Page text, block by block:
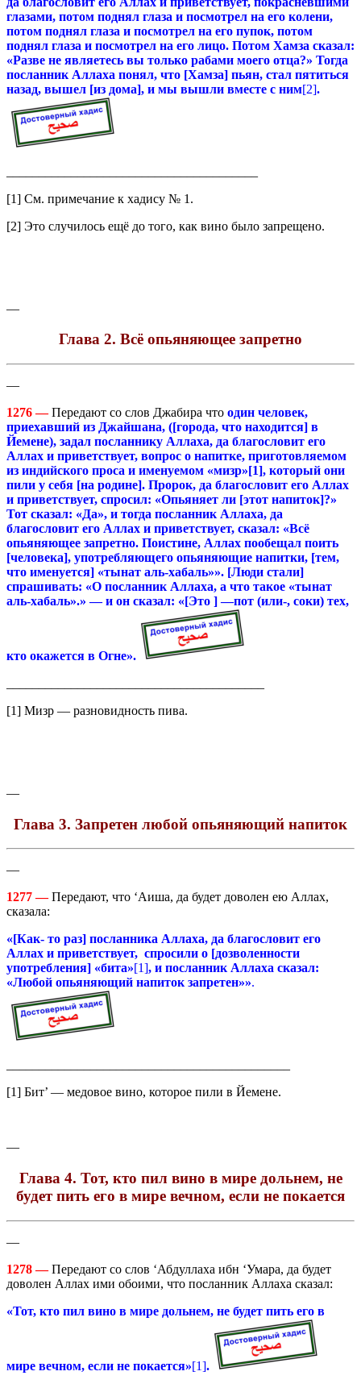
глазами, потом поднял глаза и посмотрел на его колени,
потом поднял глаза и посмотрел на его пупок, потом
поднял глаза и посмотрел на его лицо. Потом Хамза сказал:
«Разве не являетесь вы только рабами моего отца?» Тогда
посланник Аллаха понял, что [Хамза] пьян, стал пятиться
назад, вышел [из дома], и мы вышли вместе с ним[2].
[1] См. примечание к хадису № 1.
[2] Это случилось ещё до того, как вино было запрещено.
—
Глава 2. Всё опьяняющее запретно
—
1276 —Передают со слов Джабира что один человек,
приехавший из Джайшана, ([города, что находится] в
Йемене), задал посланнику Аллаха, да благословит его
Аллах и приветствует, вопрос о напитке, приготовляемом
из индийского проса и именуемом «мизр»[1], который они
пили у себя [на родине]. Пророк, да благословит его Аллах
и приветствует, спросил: «Опьяняет ли [этот напиток]?»
Тот сказал: «Да», и тогда посланник Аллаха, да
благословит его Аллах и приветствует, сказал: «Всё
опьяняющее запретно. Поистине, Аллах пообещал поить
[человека], употребляющего опьяняющие напитки, [тем,
что именуется] «тынат аль-хабаль»». [Люди стали]
спрашивать: «О посланник Аллаха, а что такое «тынат
аль-хабаль».» — и он сказал: «[Это ] —пот (или-, соки) тех,
кто окажется в Огне».
[1] Мизр — разновидность пива.
—
Глава 3. Запретен любой опьяняющий напиток
—
1277 — Передают, что ‘Аиша, да будет доволен ею Аллах,
сказала:
«[Как- то раз] посланника Аллаха, да благословит его
Аллах и приветствует, спросили о [дозволенности
употребления] «бита»[1], и посланник Аллаха сказал:
«Любой опьяняющий напиток запретен»».
[1] Бит’ — медовое вино, которое пили в Йемене.
—
Глава 4. Тот, кто пил вино в мире дольнем, не
будет пить его в мире вечном, если не покается
—
1278 —Передают со слов ‘Абдуллаха ибн ‘Умара, да будет
доволен Аллах ими обоими, что посланник Аллаха сказал:
«Тот, кто пил вино в мире дольнем, не будет пить его в
мире вечном, если не покается»[1].